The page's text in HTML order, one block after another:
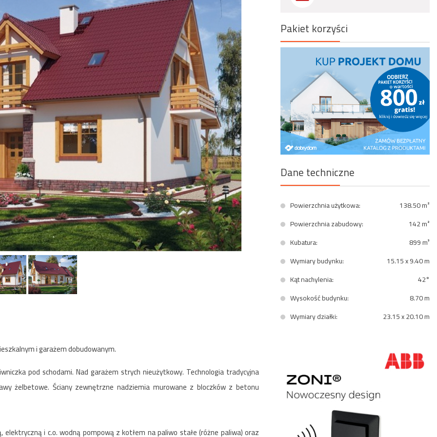
Szukaj
i garażem dobudowanym.
pod schodami. Nad garażem strych nieużytkowy. Technologia tradycyjna
żelbetowe. Ściany zewnętrzne nadziemia murowane z bloczków z betonu
i c.o. wodną pompową z kotłem na paliwo stałe (różne paliwa) oraz
Pakiet korzyści
Dane techniczne
Powierzchnia użytkowa:
138.50 m²
Powierzchnia zabudowy:
142 m²
Kubatura:
899 m³
Wymiary budynku:
15.15 x 9.40 m
Kąt nachylenia:
42°
Wysokość budynku:
8.70 m
Wymiary działki:
23.15 x 20.10 m